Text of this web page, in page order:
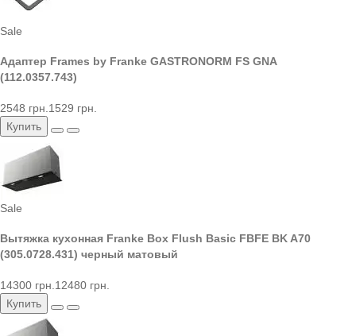
Sale
Адаптер Frames by Franke GASTRONORM FS GNA
(112.0357.743)
2548 грн. 1529 грн.
Купить
Sale
Вытяжка кухонная Franke Box Flush Basic FBFE BK A70
(305.0728.431) черный матовый
14300 грн. 12480 грн.
Купить